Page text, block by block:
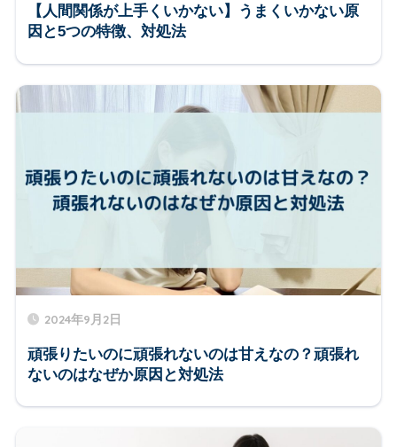
【人間関係が上手くいかない】うまくいかない原
因と5つの特徴、対処法
2024年9月2日
頑張りたいのに頑張れないのは甘えなの？頑張れ
ないのはなぜか原因と対処法